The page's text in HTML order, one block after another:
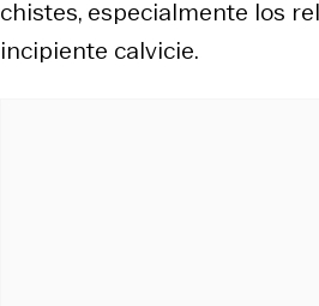
chistes, especialmente los
incipiente calvicie.